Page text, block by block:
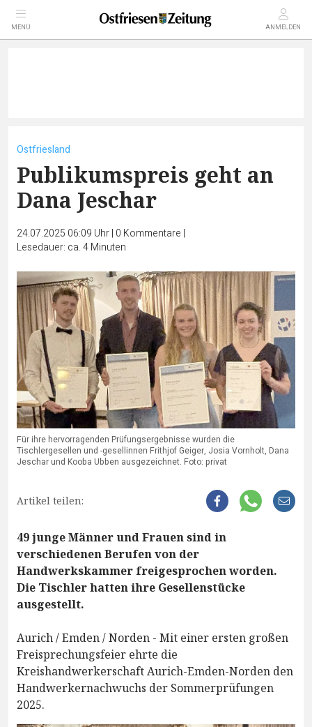
MENÜ ANMELDEN
Ostfriesland
Publikumspreis geht an
Dana Jeschar
24.07.2025 06:09 Uhr| 0 Kommentare |
Lesedauer: ca. 4 Minuten
Für ihre hervorragenden Prüfungsergebnisse wurden die
Tischlergesellen und -gesellinnen Frithjof Geiger, Josia Vornholt, Dana
Jeschar und Kooba Ubben ausgezeichnet. Foto: privat
Artikel teilen:
49 junge Männer und Frauen sind in
verschiedenen Berufen von der
Handwerkskammer freigesprochen worden.
Die Tischler hatten ihre Gesellenstücke
ausgestellt.
Aurich / Emden / Norden - Mit einer ersten großen
Freisprechungsfeier ehrte die
Kreishandwerkerschaft Aurich-Emden-Norden den
Handwerkernachwuchs der Sommerprüfungen
2025.